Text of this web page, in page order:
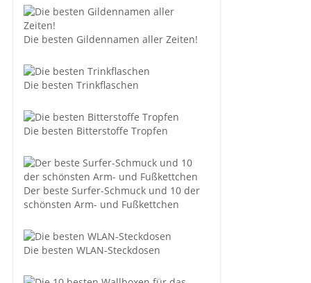
Die besten Gildennamen aller Zeiten!
Die besten Trinkflaschen
Die besten Bitterstoffe Tropfen
Der beste Surfer-Schmuck und 10 der
schönsten Arm- und Fußkettchen
Die besten WLAN-Steckdosen